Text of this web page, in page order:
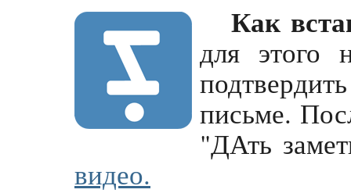
Как
для этого
письме.
"ДАть
видео.